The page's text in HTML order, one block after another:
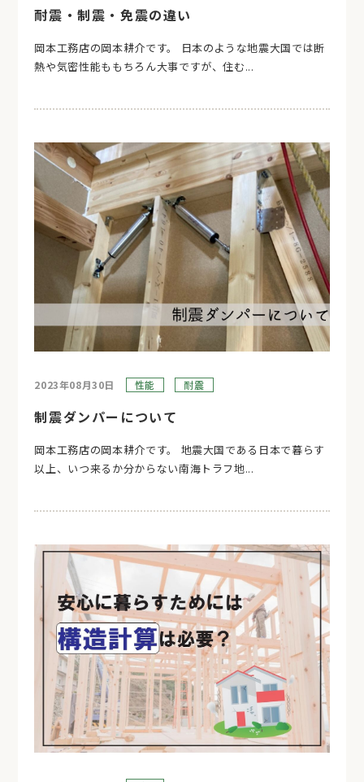
耐震・制震・免震の違い
岡本工務店の岡本耕介です。 日本のような地震大国では断
熱や気密性能ももちろん大事ですが、住む...
2023年08月30日 性能 耐震
制震ダンパーについて
岡本工務店の岡本耕介です。 地震大国である日本で暮らす
以上、いつ来るか分からない南海トラフ地...